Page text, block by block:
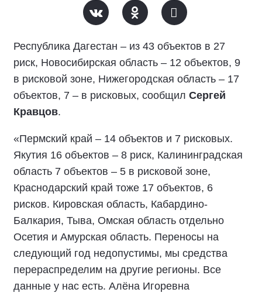
Республика Дагестан – из 43 объектов в 27
риск, Новосибирская область – 12 объектов, 9
в рисковой зоне, Нижегородская область – 17
объектов, 7 – в рисковых, сообщил Сергей
Кравцов.
«Пермский край – 14 объектов и 7 рисковых.
Якутия 16 объектов – 8 риск, Калининградская
область 7 объектов – 5 в рисковой зоне,
Краснодарский край тоже 17 объектов, 6
рисков. Кировская область, Кабардино-
Балкария, Тыва, Омская область отдельно
Осетия и Амурская область. Переносы на
следующий год недопустимы, мы средства
перераспределим на другие регионы. Все
данные у нас есть. Алёна Игоревна